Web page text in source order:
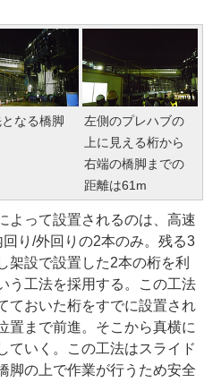
なる橋脚
左側のプレハブの
上に見える桁から
右端の橋脚までの
距離は61m
って設置されるのは、高速
り/外回りの2本のみ。残る3
架設で設置した2本の桁を利
う工法を採用する。この工法
ておいた桁をすでに設置され
置まで前進。そこから真横に
ていく。この工法はスライド
脚の上で作業が行うため安全